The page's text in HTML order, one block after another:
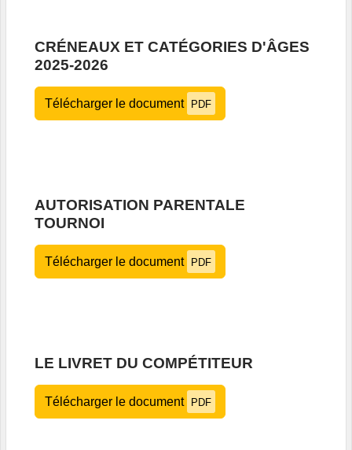
CRÉNEAUX ET CATÉGORIES D'ÂGES
2025-2026
Télécharger le document PDF
AUTORISATION PARENTALE
TOURNOI
Télécharger le document PDF
LE LIVRET DU COMPÉTITEUR
Télécharger le document PDF